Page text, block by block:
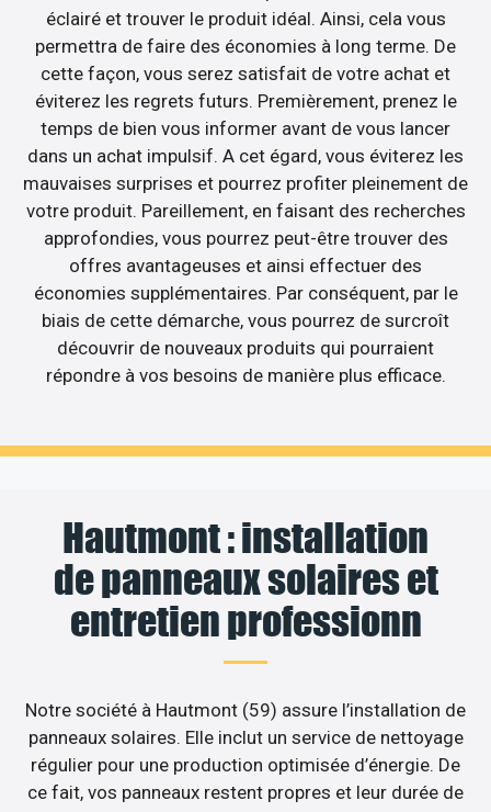
éclairé et trouver le produit idéal. Ainsi, cela vous
permettra de faire des économies à long terme. De
cette façon, vous serez satisfait de votre achat et
éviterez les regrets futurs. Premièrement, prenez le
temps de bien vous informer avant de vous lancer
dans un achat impulsif. A cet égard, vous éviterez les
mauvaises surprises et pourrez profiter pleinement de
votre produit. Pareillement, en faisant des recherches
approfondies, vous pourrez peut-être trouver des
offres avantageuses et ainsi effectuer des
économies supplémentaires. Par conséquent, par le
biais de cette démarche, vous pourrez de surcroît
découvrir de nouveaux produits qui pourraient
répondre à vos besoins de manière plus efficace.
Hautmont : installation
de panneaux solaires et
entretien professionn
Notre société à Hautmont (59) assure l’installation de
panneaux solaires. Elle inclut un service de nettoyage
régulier pour une production optimisée d’énergie. De
ce fait, vos panneaux restent propres et leur durée de